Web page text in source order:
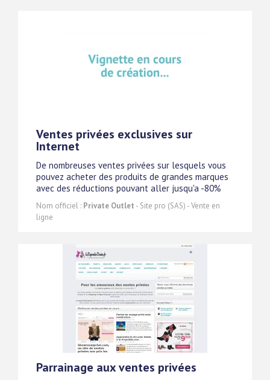
Ventes privées exclusives sur
Internet
De nombreuses ventes privées sur lesquels vous
pouvez acheter des produits de grandes marques
avec des réductions pouvant aller jusqu'a -80%
Nom officiel : Private Outlet - Site pro (SAS) - Vente en
ligne
Parrainage aux ventes privées